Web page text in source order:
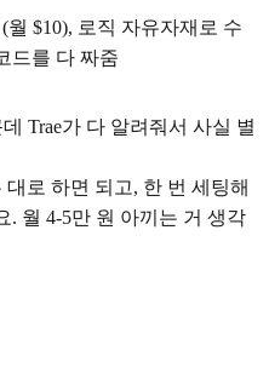
$10), 로직 자유자재로 수
드를 다 짜줌
Trae가 다 알려줘서 사실 별
로 하면 되고, 한 번 세팅해
. 월 4-5만 원 아끼는 거 생각